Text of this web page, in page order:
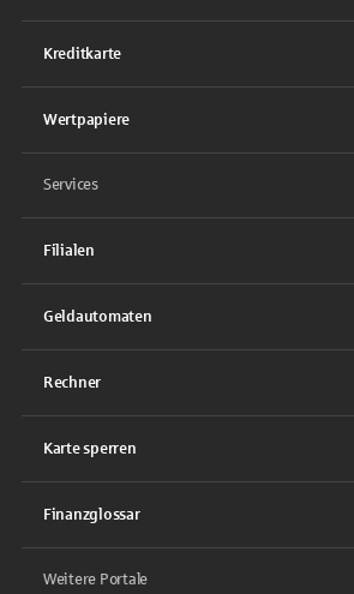
Kreditkarte
Wertpapiere
Services
Filialen
Geldautomaten
Rechner
Karte sperren
Finanzglossar
Weitere Portale